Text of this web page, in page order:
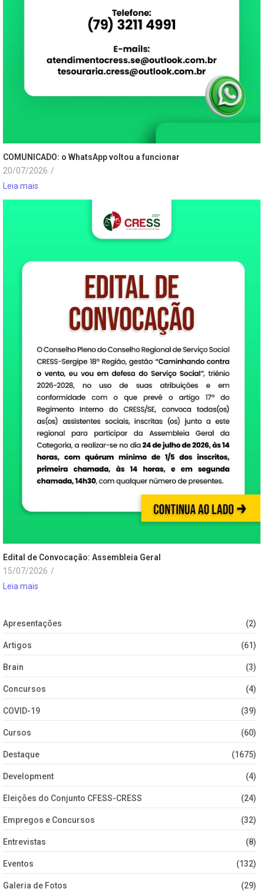
COMUNICADO: o WhatsApp voltou a funcionar
20/07/2026 /
Leia mais
Edital de Convocação: Assembleia Geral
15/07/2026 /
Leia mais
Apresentações (2)
Artigos (61)
Brain (3)
Concursos (4)
COVID-19 (39)
Cursos (60)
Destaque (1675)
Development (4)
Eleições do Conjunto CFESS-CRESS (24)
Empregos e Concursos (32)
Entrevistas (8)
Eventos (132)
Galeria de Fotos (29)